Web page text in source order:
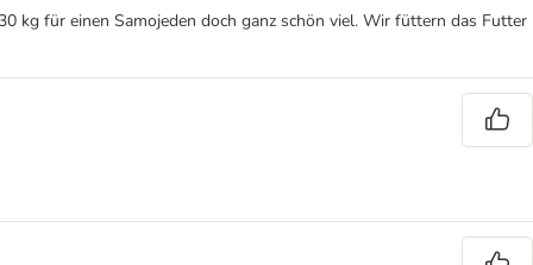
kg für einen Samojeden doch ganz schön viel. Wir füttern das Futter